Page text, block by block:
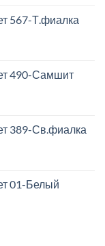
567-Т.фиалка
490-Самшит
389-Св.фиалка
01-Белый